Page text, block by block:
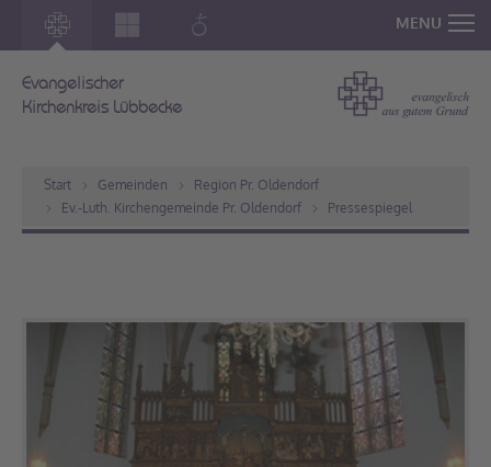
MENU
Evangelischer
Kirchenkreis Lübbecke
Start Gemeinden
Region Pr. Oldendorf
Ev.-Luth. Kirchengemeinde Pr. Oldendorf
Pressespiegel